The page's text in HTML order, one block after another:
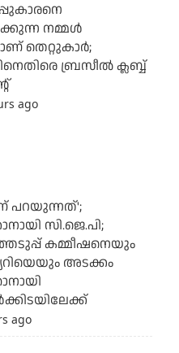
നമ്മള്‍
തെറ്റുകാര്‍;
ബ്രസീല്‍ ക്ലബ്ബ്
ago
പറയുന്നത്';
സി.ജെ.പി;
കമ്മീഷനെയും
അടക്കം
ago